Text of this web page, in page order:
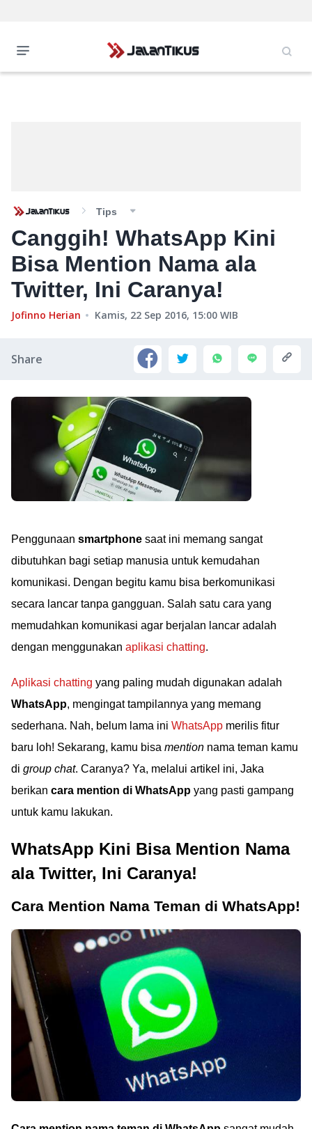
Tips
Canggih! WhatsApp Kini
Bisa Mention Nama ala
Twitter, Ini Caranya!
Jofinno Herian Kamis, 22 Sep 2016, 15:00 WIB
Share
Penggunaan smartphone saat ini memang sangat
dibutuhkan bagi setiap manusia untuk kemudahan
komunikasi. Dengan begitu kamu bisa berkomunikasi
secara lancar tanpa gangguan. Salah satu cara yang
memudahkan komunikasi agar berjalan lancar adalah
dengan menggunakan aplikasi chatting.
Aplikasi chatting yang paling mudah digunakan adalah
WhatsApp, mengingat tampilannya yang memang
sederhana. Nah, belum lama ini WhatsApp merilis fitur
baru loh! Sekarang, kamu bisa mention nama teman kamu
di group chat. Caranya? Ya, melalui artikel ini, Jaka
berikan cara mention di WhatsApp yang pasti gampang
untuk kamu lakukan.
WhatsApp Kini Bisa Mention Nama
ala Twitter, Ini Caranya!
Cara Mention Nama Teman di WhatsApp!